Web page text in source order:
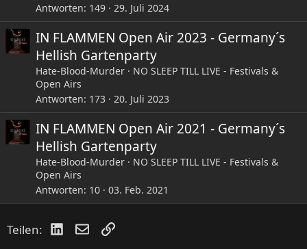
Antworten 149 29. Juli 2024
IN FLAMMEN Open Air 2023 - Germany´s
Hellish Gartenparty
Hate-Blood-Murder
NO SLEEP TILL LIVE - Festivals &
Open Airs
Antworten 173 20. Juli 2023
IN FLAMMEN Open Air 2021 - Germany´s
Hellish Gartenparty
Hate-Blood-Murder
NO SLEEP TILL LIVE - Festivals &
Open Airs
Antworten 10 03. Feb. 2021
Teilen: LinkedIn
E-MailLink